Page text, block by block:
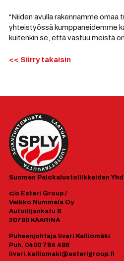
“Niiden avulla rakennamme omaa
yhteistyössä kumppaneidemme
kuitenkin se, että vastuu meistä
<< Siirry takaisin
Suomen Palokalustoliikkeiden
c/o Esteri Group /
Veikko Nummela Oy
Autoilijankatu 8
20780 KAARINA
Puheenjohtaja Iivari Kalliomäki
Puh. 0400 764 486
Iivari.kalliomaki@esterigroup.fi